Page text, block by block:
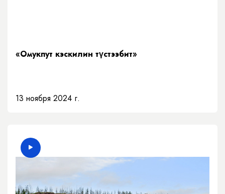
«Омукпут кэскилин түстээбит»
13 ноября 2024 г.